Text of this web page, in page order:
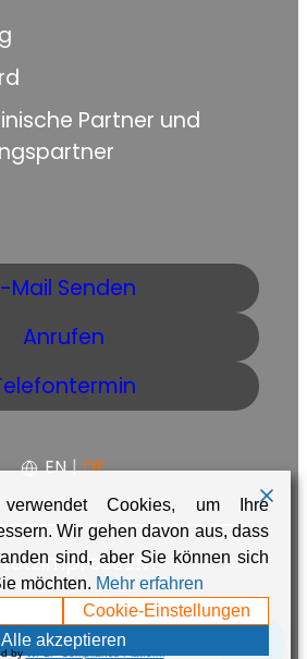
Partner und
Mail Senden
Anrufen
EN | DE
Impressum
in Namibia byAdaire
Cookies, um Ihre
Wir gehen davon aus, dass
sind, aber Sie können sich
möchten. Mehr erfahren
Cookie-Einstellungen
Alle akzeptieren
by WPLP Compliance Platform